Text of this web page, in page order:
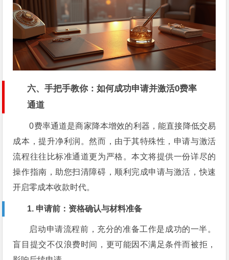
六、手把手教你：如何成功申请并激活0费率
通道
0费率通道是商家降本增效的利器，能直接降低交易
成本，提升净利润。然而，由于其特殊性，申请与激活
流程往往比标准通道更为严格。本文将提供一份详尽的
操作指南，助您扫清障碍，顺利完成申请与激活，快速
开启零成本收款时代。
1. 申请前：资格确认与材料准备
启动申请流程前，充分的准备工作是成功的一半。
盲目提交不仅浪费时间，更可能因不满足条件而被拒，